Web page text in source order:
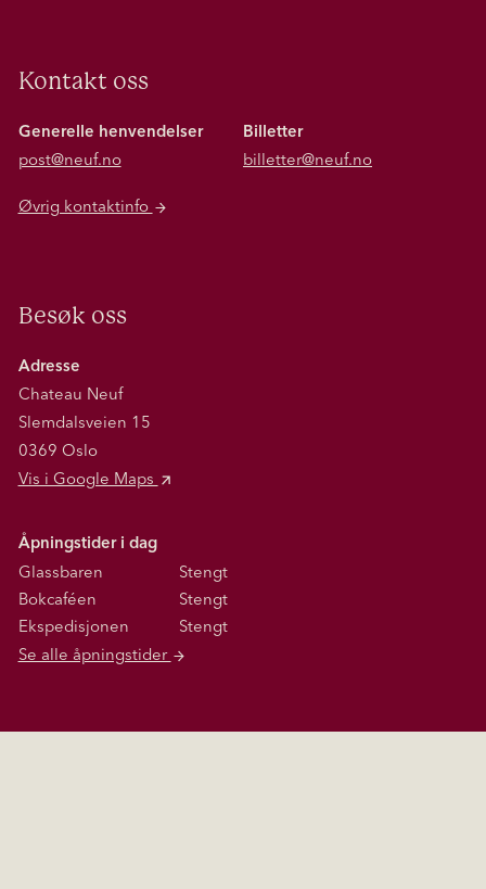
Kontakt oss
Generelle henvendelser
post@neuf.no
Billetter
billetter@neuf.no
Øvrig kontaktinfo
Besøk oss
Adresse
Chateau Neuf
Slemdalsveien 15
0369 Oslo
Vis i Google Maps
Åpningstider i dag
Glassbaren
Stengt
Bokcaféen
Stengt
Ekspedisjonen
Stengt
Se alle åpningstider